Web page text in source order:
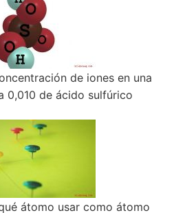
de iones en una
0,010 de ácido sulfúrico
átomo usar como átomo